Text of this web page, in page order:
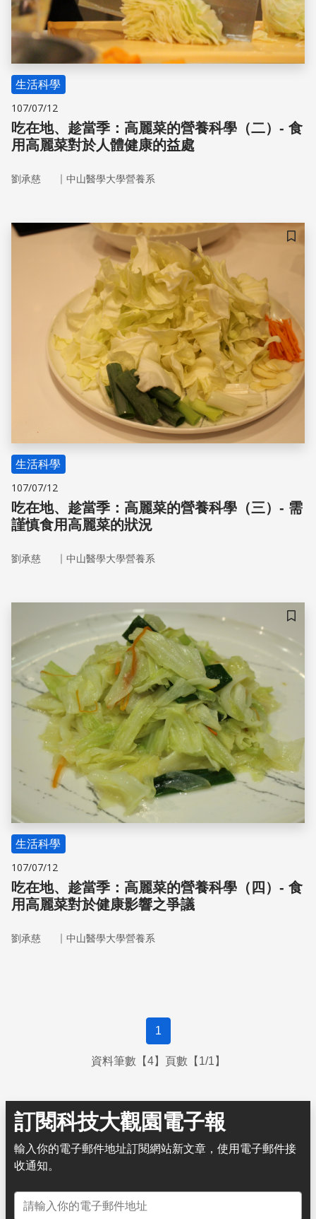
生活科學
107/07/12
吃在地、趁當季：高麗菜的營養科學（二）- 食
用高麗菜對於人體健康的益處
劉承慈 ｜ 中山醫學大學營養系
儲存
生活科學
107/07/12
吃在地、趁當季：高麗菜的營養科學（三）- 需
謹慎食用高麗菜的狀況
劉承慈 ｜ 中山醫學大學營養系
儲存
生活科學
107/07/12
吃在地、趁當季：高麗菜的營養科學（四）- 食
用高麗菜對於健康影響之爭議
劉承慈 ｜ 中山醫學大學營養系
1
資料筆數【4】頁數【1/1】
訂閱科技大觀園電子報
輸入你的電子郵件地址訂閱網站新文章，使用電子郵件接
收通知。
電子郵件地址